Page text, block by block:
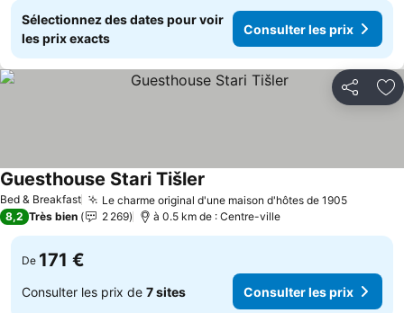
Sélectionnez des dates pour voir
les prix exacts
Consulter les prix
Partager
Bed & Breakfast Le charme original d'une maison d'hôtes de 1905
Guesthouse Stari Tišler
8,2 Très bien 2 269 à 0.5 km de : Centre-ville
De 171 €
Consulter les prix de 7 sites Consulter les prix